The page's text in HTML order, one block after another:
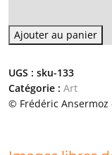
Ajouter au panier
UGS : sku-133
Catégorie : Art
© Frédéric Ansermoz